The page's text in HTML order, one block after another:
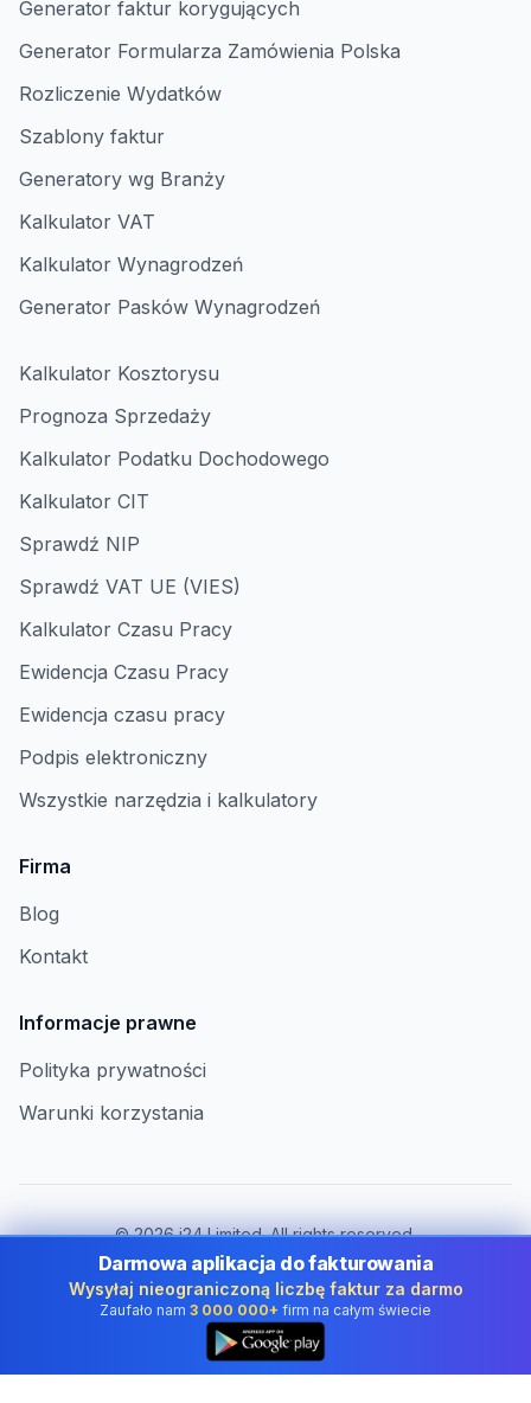
Generator faktur korygujących
Generator Formularza Zamówienia Polska
Rozliczenie Wydatków
Szablony faktur
Generatory wg Branży
Kalkulator VAT
Kalkulator Wynagrodzeń
Generator Pasków Wynagrodzeń
Kalkulator Kosztorysu
Prognoza Sprzedaży
Kalkulator Podatku Dochodowego
Kalkulator CIT
Sprawdź NIP
Sprawdź VAT UE (VIES)
Kalkulator Czasu Pracy
Ewidencja Czasu Pracy
Ewidencja czasu pracy
Podpis elektroniczny
Wszystkie narzędzia i kalkulatory
Firma
Blog
Kontakt
Informacje prawne
Polityka prywatności
Warunki korzystania
©2026i24 Limited. All rights reserved.
Dla firm w Poland
Zmień kraj:
Poland
Darmowa aplikacja do fakturowania
Wysyłaj nieograniczoną liczbę faktur za darmo
Zaufało nam 3 000 000+ firm na całym świecie